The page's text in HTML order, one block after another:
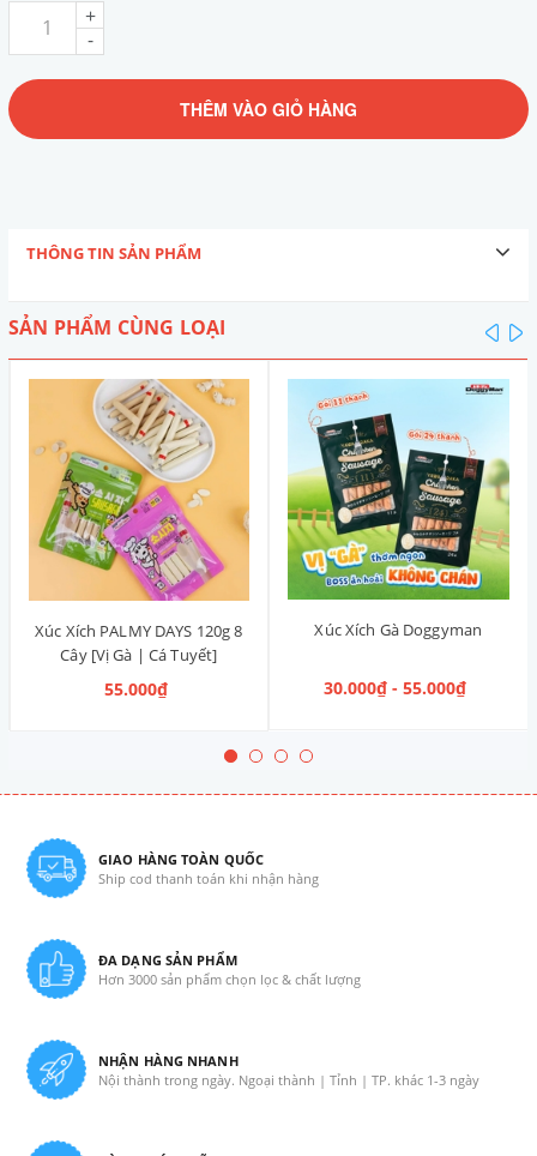
-
+
THÊM VÀO GIỎ HÀNG
THÔNG TIN SẢN PHẨM
SẢN PHẨM CÙNG LOẠI
Xúc Xích PALMY DAYS 120g 8
Cây [Vị Gà | Cá Tuyết]
55.000₫
Xúc Xích Gà Doggyman
30.000₫ - 55.000₫
GIAO HÀNG TOÀN QUỐC
Ship cod thanh toán khi nhận hàng
ĐA DẠNG SẢN PHẨM
Hơn 3000 sản phẩm chọn lọc & chất lượng
NHẬN HÀNG NHANH
Nội thành trong ngày. Ngoại thành | Tỉnh | TP. khác 1-3 ngày